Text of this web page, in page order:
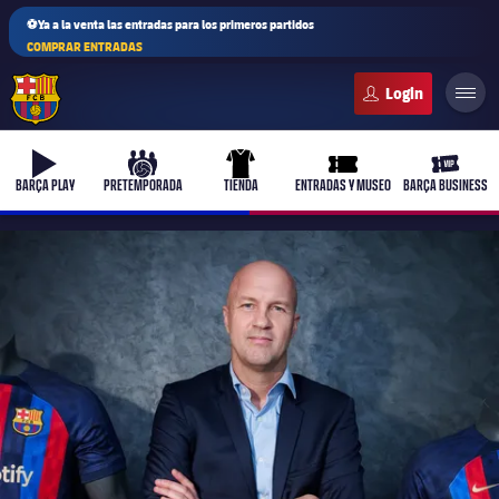
⚽Ya a la venta las entradas para los primeros partidos
COMPRAR ENTRADAS
b-play
BARÇA PLAY
culers-ball
PRETEMPORADA
uniform
TIENDA
ticket-full
ENTRADAS Y MUSEO
ticket-
BARÇA BUSINESS
PLUSICON
MÁS
Primer equipo
Femenino
plusicon
más
Actualidad
Barça Atlètic
plusicon
más